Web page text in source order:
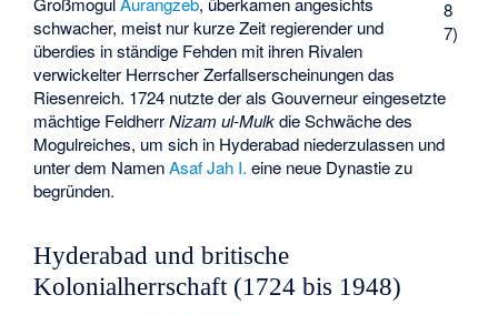
8
7)
schwacher, meist nur kurze Zeit regierender und
überdies in ständige Fehden mit ihren Rivalen
verwickelter Herrscher Zerfallserscheinungen das
Riesenreich. 1724 nutzte der als Gouverneur eingesetzte
mächtige FeldherrNizam ul-Mulkdie Schwäche des
Mogulreiches, um sich in Hyderabad niederzulassen und
unter dem NamenAsaf Jah I. eine neue Dynastie zu
begründen.
Hyderabad und britische
Kolonialherrschaft (1724 bis 1948)